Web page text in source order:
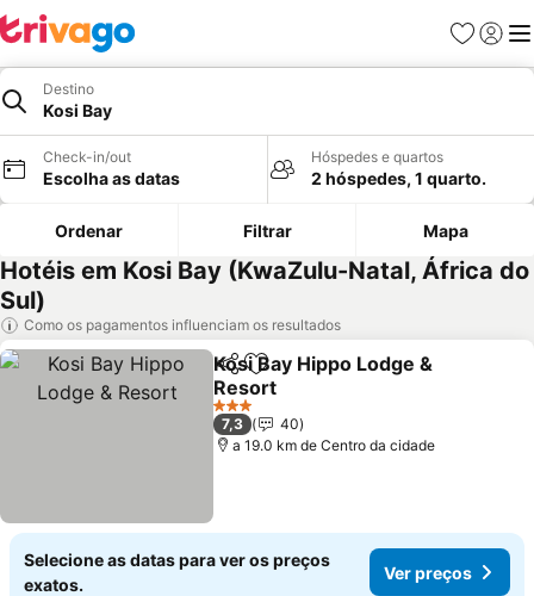
Favoritos
Iniciar
Destino
Kosi Bay
Check-in/out
Escolha as datas
Hóspedes e quartos
2 hóspedes, 1 quarto.
Ordenar Filtrar Mapa
Hotéis em Kosi Bay (KwaZulu-Natal, África do
Sul)
Como os pagamentos influenciam os resultados
PartilharAdicionar aos favoritos
Kosi Bay Hippo Lodge &
Resort
Ver preços
3 Estrelas
7,3
40
a 19.0 km de Centro da cidade
Selecione as datas para ver os preços
exatos.
Ver preços